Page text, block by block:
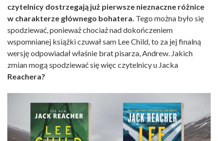
czytelnicy dostrzegają już pierwsze nieznaczne różnice
w charakterze głównego bohatera. Tego można było się
spodziewać, ponieważ chociaż nad dokończeniem
wspomnianej książki czuwał sam Lee Child, to za jej finalną
wersję odpowiadał właśnie brat pisarza, Andrew. Jakich
zmian mogą spodziewać się więc czytelnicy u Jacka
Reachera?